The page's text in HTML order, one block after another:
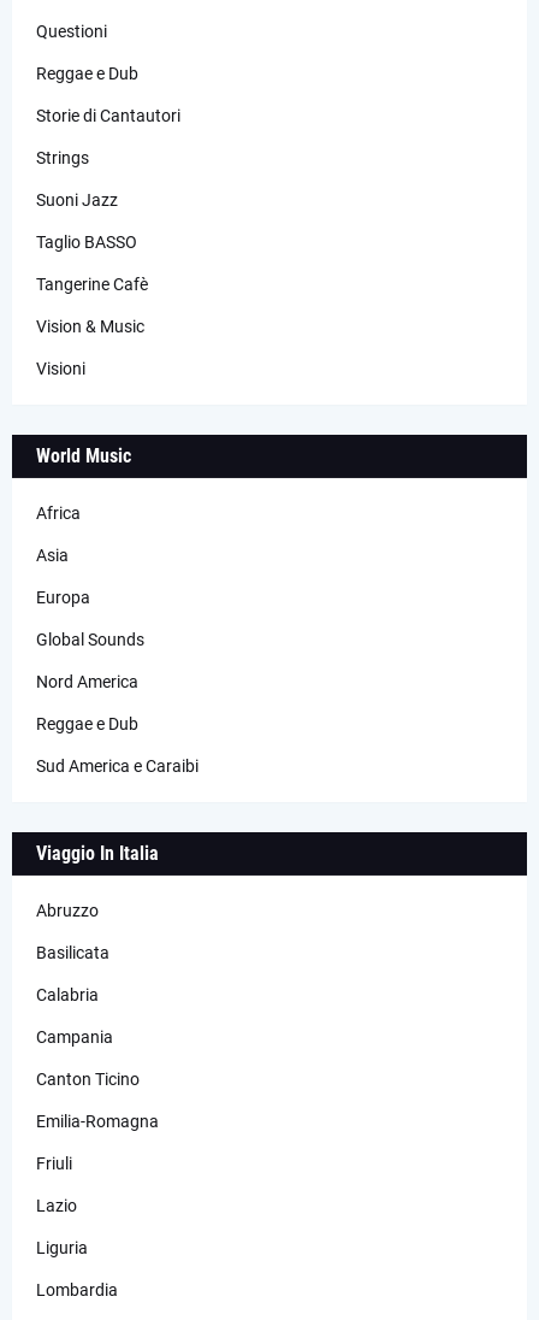
Questioni
Reggae e Dub
Storie di Cantautori
Strings
Suoni Jazz
Taglio BASSO
Tangerine Cafè
Vision & Music
Visioni
World Music
Africa
Asia
Europa
Global Sounds
Nord America
Reggae e Dub
Sud America e Caraibi
Viaggio In Italia
Abruzzo
Basilicata
Calabria
Campania
Canton Ticino
Emilia-Romagna
Friuli
Lazio
Liguria
Lombardia